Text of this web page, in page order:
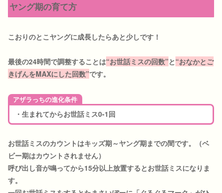
ヤング期の育て方
こおりのとこヤングに成長したらあと少しです！
最後の24時間で調整することは“お世話ミスの回数”と“おなかとご
きげんをMAXにした回数”です。
アザラっちの進化条件
・生まれてからお世話ミス0-1回
お世話ミスのカウントはキッズ期～ヤング期までの間です。（ベ
ビー期はカウントされません）
呼び出し音が鳴ってから15分以上放置するとお世話ミスになりま
す。